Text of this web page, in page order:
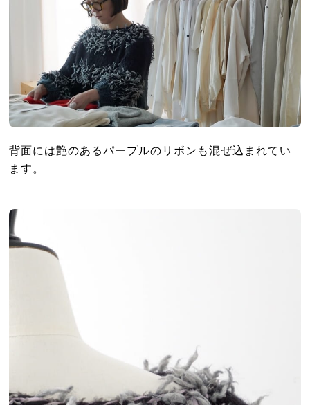
背面には艶のあるパープルのリボンも混ぜ込まれてい
ます。